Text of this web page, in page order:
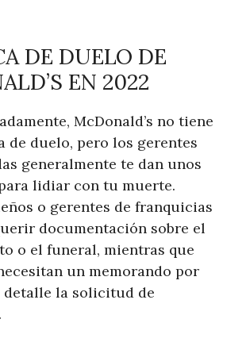
DE DUELO DE
EN 2022
McDonald’s no tiene
de duelo, pero los gerentes
generalmente te dan unos
lidiar con tu muerte.
o gerentes de franquicias
documentación sobre el
o el funeral, mientras que
un memorando por
detalle la solicitud de